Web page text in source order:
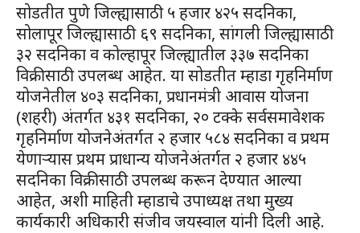
सोडतीत पुणे जिल्ह्यासाठी ५ हजार ४२५ सदनिका,
सोलापूर जिल्ह्यासाठी ६९ सदनिका, सांगली जिल्ह्यासाठी
३२ सदनिका व कोल्हापूर जिल्ह्यातील ३३७ सदनिका
विक्रीसाठी उपलब्ध आहेत. या सोडतीत म्हाडा गृहनिर्माण
योजनेतील ४०३ सदनिका, प्रधानमंत्री आवास योजना
(शहरी) अंतर्गत ४३१ सदनिका, २० टक्के सर्वसमावेशक
गृहनिर्माण योजनेअंतर्गत २ हजार ५८४ सदनिका व प्रथम
येणाऱ्यास प्रथम प्राधान्य योजनेअंतर्गत २ हजार ४४५
सदनिका विक्रीसाठी उपलब्ध करून देण्यात आल्या
आहेत, अशी माहिती म्हाडाचे उपाध्यक्ष तथा मुख्य
कार्यकारी अधिकारी संजीव जयस्वाल यांनी दिली आहे.